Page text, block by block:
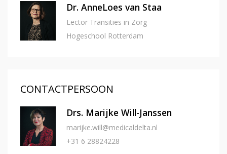
Dr. AnneLoes van Staa
Lector Transities in Zorg
Hogeschool Rotterdam
CONTACTPERSOON
Drs. Marijke Will-Janssen
marijke.will@medicaldelta.nl
+31 6 28824228